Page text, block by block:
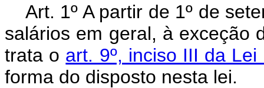
Art. 1º A partir de 1º de
salários em geral, à exceção
trata o art. 9º, inciso III da
forma do disposto nesta lei.